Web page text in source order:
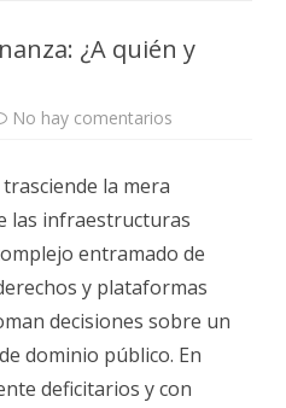
¿A quién y
No hay comentarios
¿A
quién
y
cómo
afecta
la mera
las infraestructuras
entramado de
y plataformas
decisiones sobre un
dominio público. En
deficitarios y con